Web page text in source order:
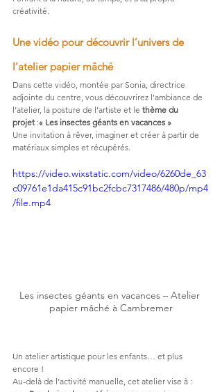
créativité.
Une vidéo pour découvrir l’univers de
l’atelier papier mâché
Dans cette vidéo, montée par Sonia, directrice
adjointe du centre, vous découvrirez l’ambiance de
l’atelier, la posture de l’artiste et le thème du
projet :« Les insectes géants en vacances »
Une invitation à rêver, imaginer et créer à partir de
matériaux simples et récupérés.
https://video.wixstatic.com/video/6260de_63
c09761e1da415c91bc2fcbc7317486/480p/mp4
/file.mp4
Les insectes géants en vacances – Atelier
papier mâché à Cambremer
Un atelier artistique pour les enfants… et plus
encore !
Au-delà de l’activité manuelle, cet atelier vise à :